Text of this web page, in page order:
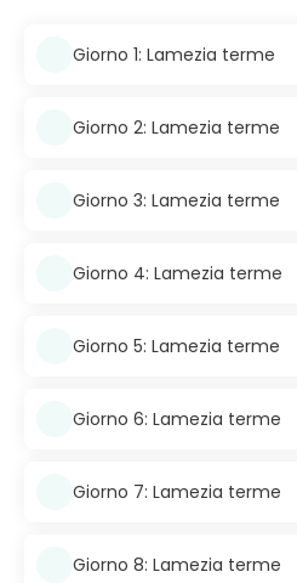
Giorno 1: Lamezia terme
Giorno 2: Lamezia terme
Giorno 3: Lamezia terme
Giorno 4: Lamezia terme
Giorno 5: Lamezia terme
Giorno 6: Lamezia terme
Giorno 7: Lamezia terme
Giorno 8: Lamezia terme